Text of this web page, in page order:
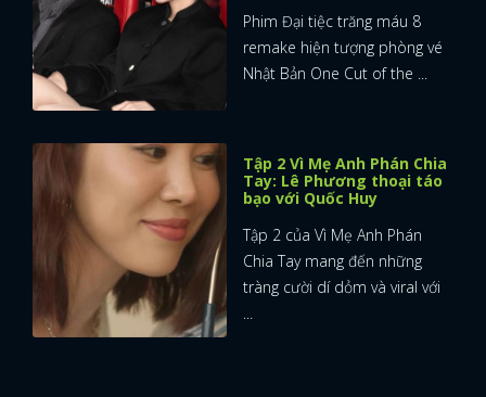
Phim Đại tiệc trăng máu 8
remake hiện tượng phòng vé
Nhật Bản One Cut of the ...
Tập 2 Vì Mẹ Anh Phán Chia
Tay: Lê Phương thoại táo
bạo với Quốc Huy
Tập 2 của Vì Mẹ Anh Phán
Chia Tay mang đến những
tràng cười dí dỏm và viral với
...